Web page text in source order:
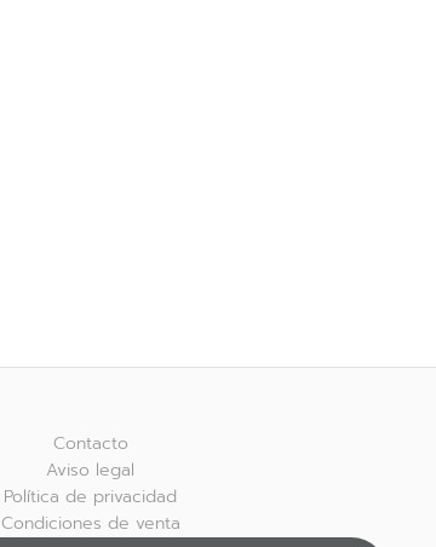
Contacto
Aviso legal
Política de privacidad
Condiciones de venta